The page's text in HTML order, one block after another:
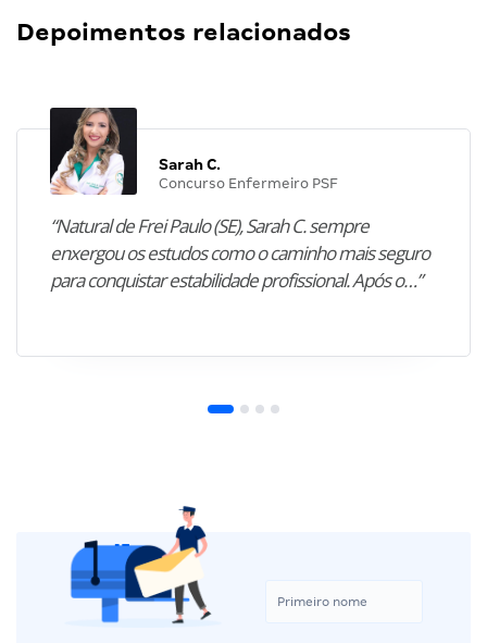
Depoimentos relacionados
Sarah C.
Concurso Enfermeiro PSF
“Natural de Frei Paulo (SE), Sarah C. sempre
enxergou os estudos como o caminho mais seguro
para conquistar estabilidade profissional. Após o…”